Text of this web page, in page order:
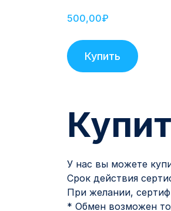
500,00₽
Купить
У нас вы можете
Срок действия
При желании,
* Обмен возможен